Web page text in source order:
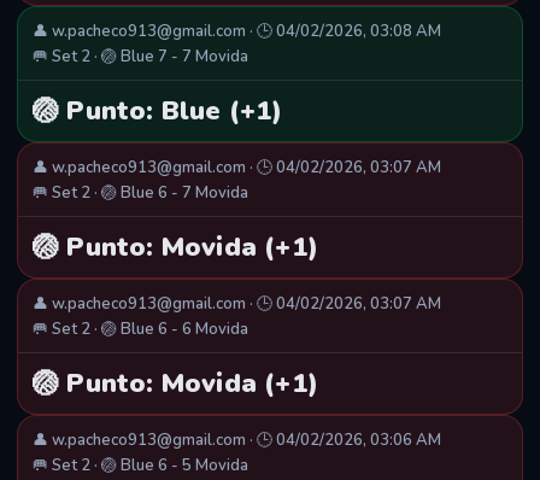
👤 w.pacheco913@gmail.com · 🕒 04/02/2026, 03:08 AM
🥅 Set 2 · 🏐 Blue 7 - 7 Movida
🏐 Punto: Blue (+1)
👤 w.pacheco913@gmail.com · 🕒 04/02/2026, 03:07 AM
🥅 Set 2 · 🏐 Blue 6 - 7 Movida
🏐 Punto: Movida (+1)
👤 w.pacheco913@gmail.com · 🕒 04/02/2026, 03:07 AM
🥅 Set 2 · 🏐 Blue 6 - 6 Movida
🏐 Punto: Movida (+1)
👤 w.pacheco913@gmail.com · 🕒 04/02/2026, 03:06 AM
🥅 Set 2 · 🏐 Blue 6 - 5 Movida